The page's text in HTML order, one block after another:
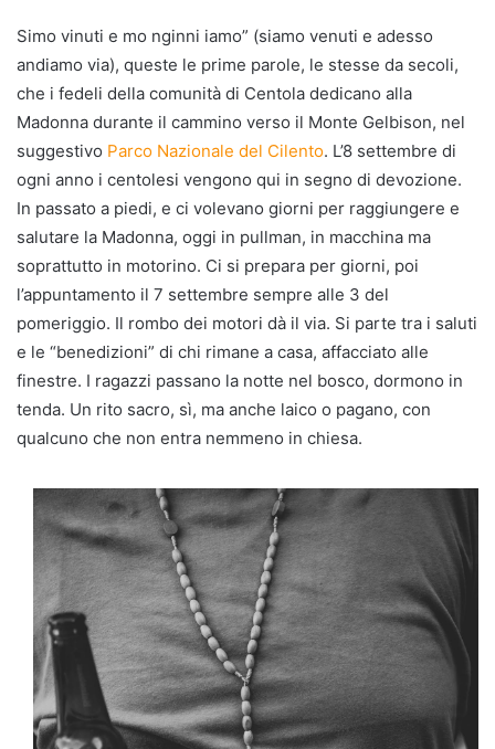
Simo vinuti e mo nginni iamo” (siamo venuti e adesso
andiamo via), queste le prime parole, le stesse da secoli,
che i fedeli della comunità di Centola dedicano alla
Madonna durante il cammino verso il Monte Gelbison, nel
suggestivo Parco Nazionale del Cilento. L’8 settembre di
ogni anno i centolesi vengono qui in segno di devozione.
In passato a piedi, e ci volevano giorni per raggiungere e
salutare la Madonna, oggi in pullman, in macchina ma
soprattutto in motorino. Ci si prepara per giorni, poi
l’appuntamento il 7 settembre sempre alle 3 del
pomeriggio. Il rombo dei motori dà il via. Si parte tra i saluti
e le “benedizioni” di chi rimane a casa, affacciato alle
finestre. I ragazzi passano la notte nel bosco, dormono in
tenda. Un rito sacro, sì, ma anche laico o pagano, con
qualcuno che non entra nemmeno in chiesa.